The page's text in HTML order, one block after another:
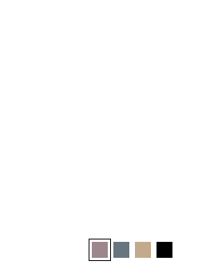
Thule Elements high-
Thule Elements
ThuleThule